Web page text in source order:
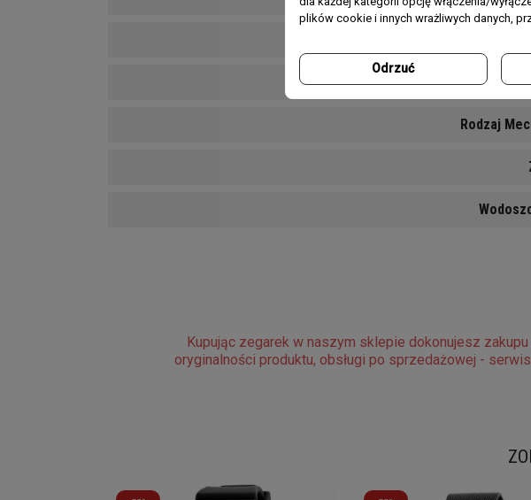
Rodzaj
Kupując zegarek w naszym sklepie dokonujesz
oryginalności produktu, obsługi po sprzedażowej -
plików cookie i innych wrażliwych danych,
Odrzuć